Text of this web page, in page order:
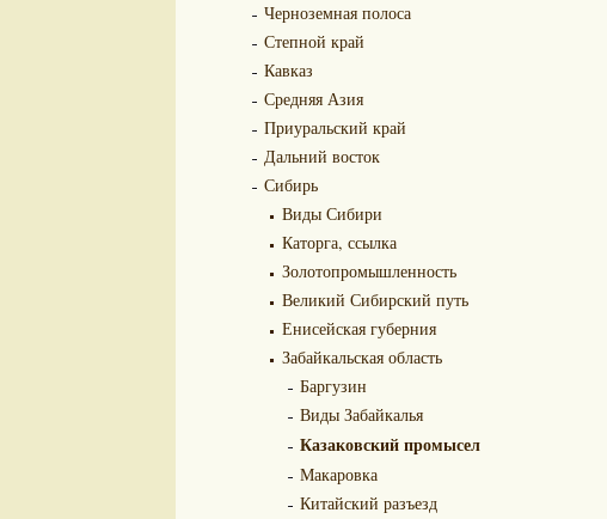
Черноземная полоса
Степной край
Кавказ
Средняя Азия
Приуральский край
Дальний восток
Сибирь
Виды Сибири
Каторга, ссылка
Золотопромышленность
Великий Сибирский путь
Енисейская губерния
Забайкальская область
Баргузин
Виды Забайкалья
Казаковский промысел
Макаровка
Китайский разъезд